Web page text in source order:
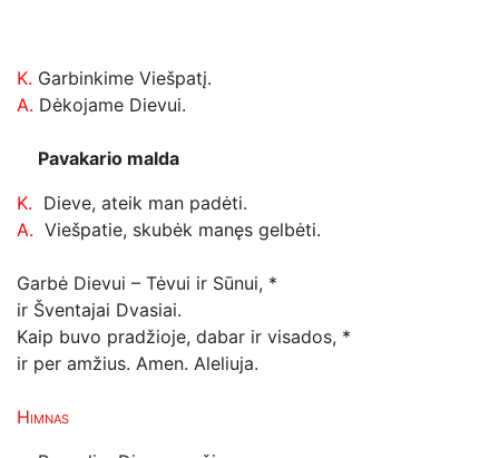
K. Garbinkime Viešpatį.
A. Dėkojame Dievui.
Pavakario malda
K. Dieve, ateik man padėti.
A. Viešpatie, skubėk manęs gelbėti.
Garbė Dievui – Tėvui ir Sūnui, *
ir Šventajai Dvasiai.
Kaip buvo pradžioje, dabar ir visados, *
ir per amžius. Amen. Aleliuja.
Himnas